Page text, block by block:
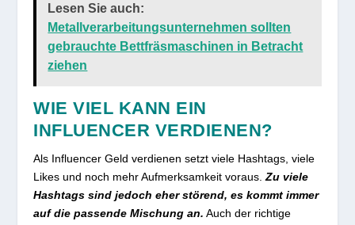
Lesen Sie auch:
Metallverarbeitungsunternehmen sollten
gebrauchte Bettfräsmaschinen in Betracht
ziehen
WIE VIEL KANN EIN
INFLUENCER VERDIENEN?
Als Influencer Geld verdienen setzt viele Hashtags, viele
Likes und noch mehr Aufmerksamkeit voraus.Zu viele
Hashtags sind jedoch eher störend, es kommt immer
auf die passende Mischung an. Auch der richtige